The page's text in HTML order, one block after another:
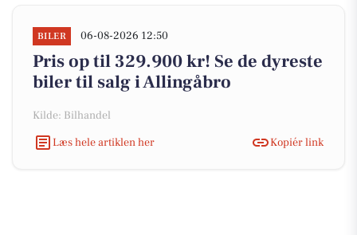
BILER 06-08-2026 12:50
Pris op til 329.900 kr! Se de dyreste
biler til salg i Allingåbro
Kilde: Bilhandel
Læs hele artiklen her
Kopiér link